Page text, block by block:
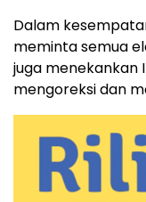
Dalam
meminta semua
juga menekankan
mengoreksi dan